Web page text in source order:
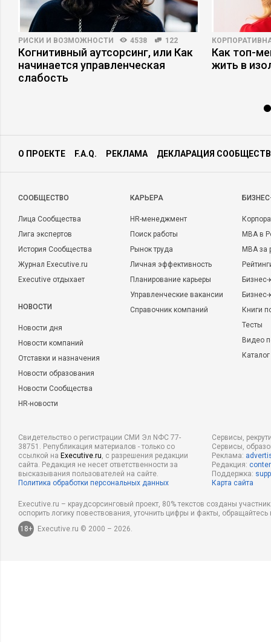
РИСКИ И ВОЗМОЖНОСТИ 4538 122
Когнитивный аутсорсинг, или Как
начинается управленческая
слабость
Как топ-
жить в
О ПРОЕКТЕ F.A.Q. РЕКЛАМА ДЕКЛАРАЦИЯ
CООБЩЕСТВО
Лица Сообщества
Лига экспертов
История Сообщества
Журнал Executive.ru
Executive отдыхает
НОВОСТИ
Новости дня
Новости компаний
Отставки и назначения
Новости образования
Новости Сообщества
HR-новости
КАРЬЕРА
HR-менеджмент
Поиск работы
Рынок труда
Личная эффективность
Планирование карьеры
Управленческие вакансии
Справочник компаний
MBA в
MBA
Бизнес-
Книги
Тесты
Видео
Свидетельство о регистрации СМИ Эл NФС 77-
38751. Републикация материалов - только со
ссылкой на Executive.ru, с разрешения редакции
сайта. Редакция не несет ответственности за
высказывания пользователей на сайте.
Политика обработки персональных данных
Сервисы,
Сервисы,
Реклама:
Редакция:
Поддержка:
Карта сайта
Executive.ru – краудсорсинговый проект, 80% текстов созданы
оспорить логику повествования, уточнить цифры и факты,
18+
Executive.ru © 2000 – 2026.